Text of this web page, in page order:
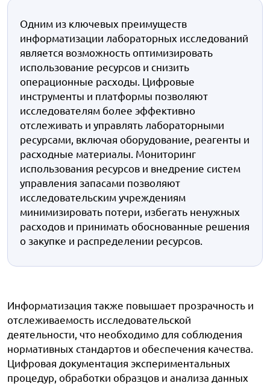
Одним из ключевых преимуществ
информатизации лабораторных исследований
является возможность оптимизировать
использование ресурсов и снизить
операционные расходы. Цифровые
инструменты и платформы позволяют
исследователям более эффективно
отслеживать и управлять лабораторными
ресурсами, включая оборудование, реагенты и
расходные материалы. Мониторинг
использования ресурсов и внедрение систем
управления запасами позволяют
исследовательским учреждениям
минимизировать потери, избегать ненужных
расходов и принимать обоснованные решения
о закупке и распределении ресурсов.
Информатизация также повышает прозрачность и
отслеживаемость исследовательской
деятельности, что необходимо для соблюдения
нормативных стандартов и обеспечения качества.
Цифровая документация экспериментальных
процедур, обработки образцов и анализа данных